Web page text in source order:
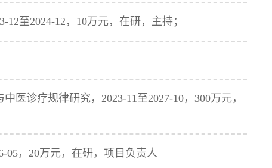
至2024-12，10万元，在研，主持；
诊疗规律研究，2023-11至2027-10，300万元，
05，20万元，在研，项目负责人